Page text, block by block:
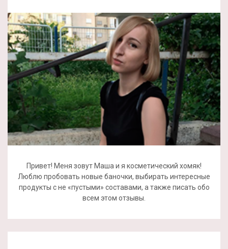
Привет! Меня зовут Маша и я косметический хомяк!
Люблю пробовать новые баночки, выбирать интересные
продукты с не «пустыми» составами, а также писать обо
всем этом отзывы.